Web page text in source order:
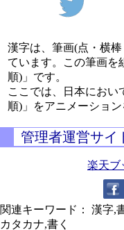
漢字は、筆画(点・横
ています。この筆画を
順)」です。
ここでは、日本におい
順)」をアニメーショ
管理者運営サイ
楽天ブ
関連キーワード： 漢字,
カタカナ,書く